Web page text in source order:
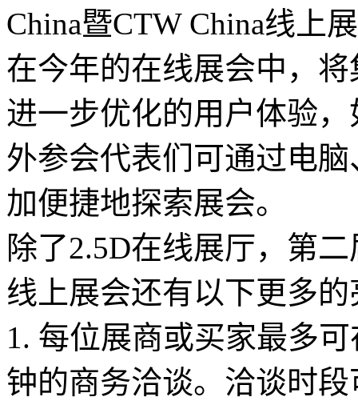
China暨CTW China线上
在今年的在线展会中，
进一步优化的用户体验
外参会代表们可通过电
加便捷地探索展会。
除了2.5D在线展厅，第
线上展会还有以下更多的
1. 每位展商或买家最多
钟的商务洽谈。洽谈时